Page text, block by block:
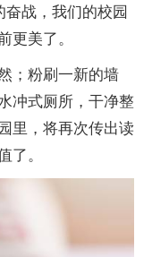
战，我们的校园
更美了。
；粉刷一新的墙
冲式厕所，干净整
里，将再次传出读
了。